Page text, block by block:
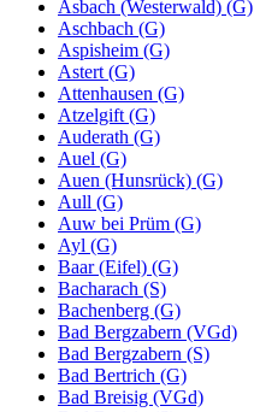
Asbach (Westerwald) (G)
Aschbach (G)
Aspisheim (G)
Astert (G)
Attenhausen (G)
Atzelgift (G)
Auderath (G)
Auel (G)
Auen (Hunsrück) (G)
Aull (G)
Auw bei Prüm (G)
Ayl (G)
Baar (Eifel) (G)
Bacharach (S)
Bachenberg (G)
Bad Bergzabern (VGd)
Bad Bergzabern (S)
Bad Bertrich (G)
Bad Breisig (VGd)